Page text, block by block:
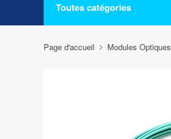
Toutes catégories
Page d'accueil Modules Optiques